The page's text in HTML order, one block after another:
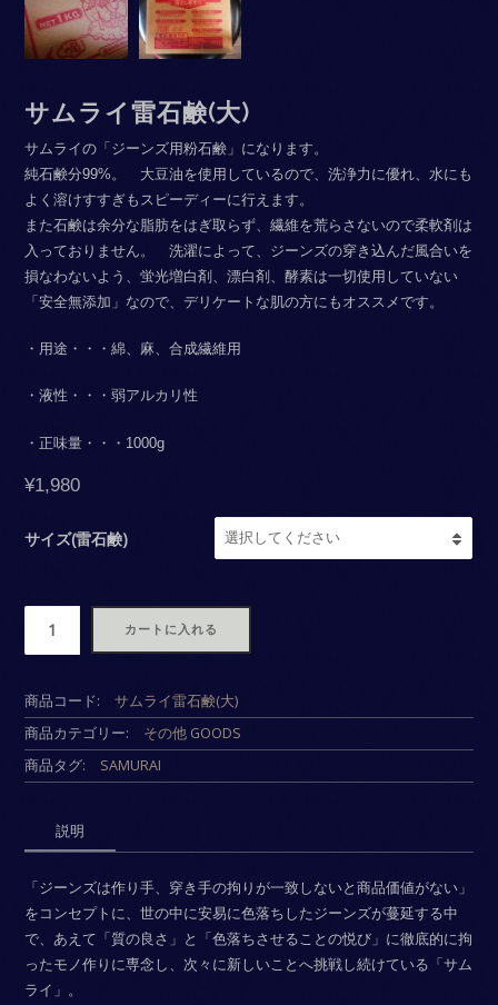
サムライ雷石鹸(大)
サムライの「ジーンズ用粉石鹸」になります。
純石鹸分99%。 大豆油を使用しているので、洗浄力に優れ、水にも
よく溶けすすぎもスピーディーに行えます。
また石鹸は余分な脂肪をはぎ取らず、繊維を荒らさないので柔軟剤は
入っておりません。 洗濯によって、ジーンズの穿き込んだ風合いを
損なわないよう、蛍光増白剤、漂白剤、酵素は一切使用していない
「安全無添加」なので、デリケートな肌の方にもオススメです。
・用途・・・綿、麻、合成繊維用
・液性・・・弱アルカリ性
・正味量・・・1000g
¥1,980
サイズ(雷石鹸)
カートに入れる
商品コード:
サムライ雷石鹸(大)
商品カテゴリー:
その他 GOODS
商品タグ:
SAMURAI
説明
「ジーンズは作り手、穿き手の拘りが一致しないと商品価値がない」
をコンセプトに、世の中に安易に色落ちしたジーンズが蔓延する中
で、あえて「質の良さ」と「色落ちさせることの悦び」に徹底的に拘
ったモノ作りに専念し、次々に新しいことへ挑戦し続けている「サム
ライ」。